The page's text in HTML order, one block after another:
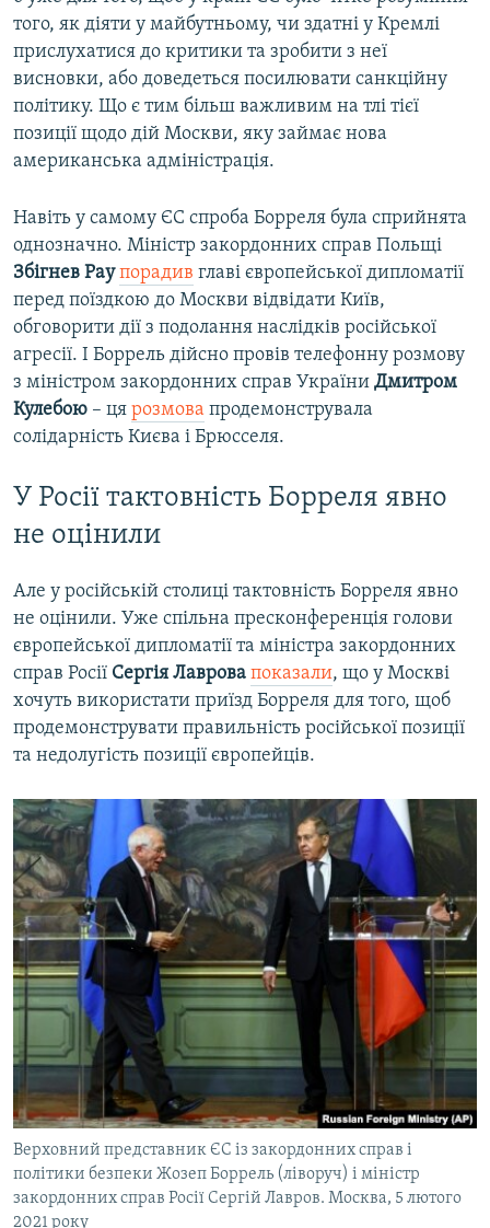
того, як діяти у майбутньому, чи здатні у Кремлі
прислухатися до критики та зробити з неї
висновки, або доведеться посилювати санкційну
політику. Що є тим більш важливим на тлі тієї
позиції щодо дій Москви, яку займає нова
американська адміністрація.
Навіть у самому ЄС спроба Борреля була сприйнята
однозначно. Міністр закордонних справ Польщі
Збігнев Рау порадив главі європейської дипломатії
перед поїздкою до Москви відвідати Київ,
обговорити дії з подолання наслідків російської
агресії. І Боррель дійсно провів телефонну розмову
з міністром закордонних справ України Дмитром
Кулебою – ця розмова продемонструвала
солідарність Києва і Брюсселя.
У Росії тактовність Борреля явно
не оцінили
Але у російській столиці тактовність Борреля явно
не оцінили. Уже спільна пресконференція голови
європейської дипломатії та міністра закордонних
справ Росії Сергія Лаврова показали, що у Москві
хочуть використати приїзд Борреля для того, щоб
продемонструвати правильність російської позиції
та недолугість позиції європейців.
Верховний представник ЄС із закордонних справ і
політики безпеки Жозеп Боррель (ліворуч) і міністр
закордонних справ Росії Сергій Лавров. Москва, 5 лютого
2021 року